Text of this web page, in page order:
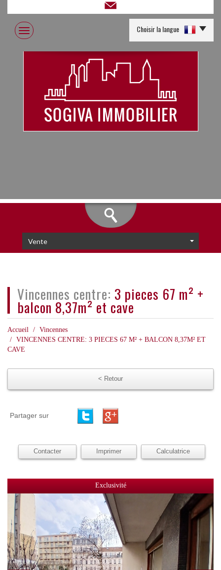
Choisir la langue
Vente
vincennes centre: 3 pieces 67 m² +
balcon 8,37m² et cave
Accueil
Vincennes
VINCENNES CENTRE: 3 PIECES 67 M² + BALCON 8,37M² ET
CAVE
< Retour
Partager sur
Contacter Imprimer Calculatrice
Exclusivité